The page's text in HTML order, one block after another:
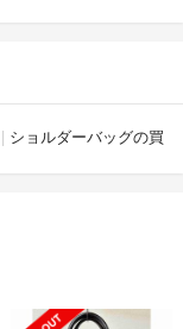
ショルダーバッグの買取